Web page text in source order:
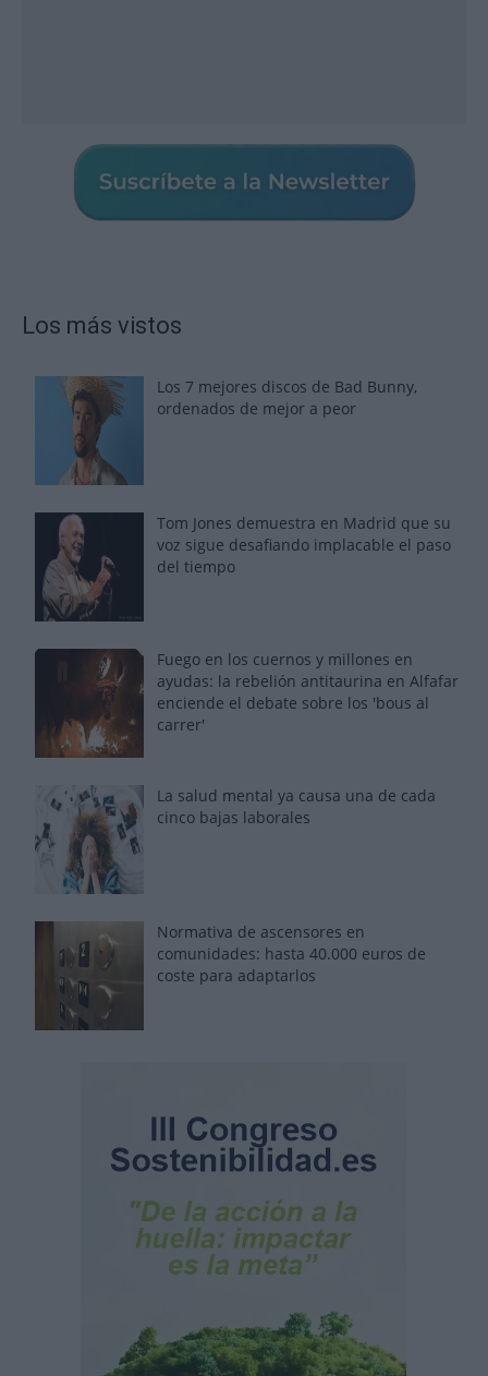
Los más vistos
Los 7 mejores discos de Bad Bunny,
ordenados de mejor a peor
Tom Jones demuestra en Madrid que su
voz sigue desafiando implacable el paso
del tiempo
Fuego en los cuernos y millones en
ayudas: la rebelión antitaurina en Alfafar
enciende el debate sobre los 'bous al
carrer'
La salud mental ya causa una de cada
cinco bajas laborales
Normativa de ascensores en
comunidades: hasta 40.000 euros de
coste para adaptarlos